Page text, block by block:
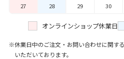
27
28 29 30
オンラインショップ休業日
休業日中のご注文・お問い合わせに関す
いただいております。